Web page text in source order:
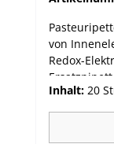
von
Redox-
Glykoltestkit
Inhalt: 20